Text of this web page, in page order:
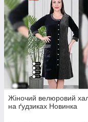
Жіночий велюровий
на ґудзиках Новинка